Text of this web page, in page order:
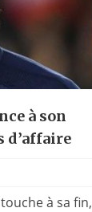
à son
d’affaire
touche à sa fin,